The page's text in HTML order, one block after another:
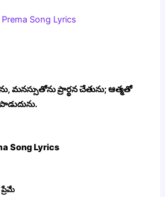
Song Lyrics
మనస్సుతోను ప్రార్థన చేతును; ఆత్మతో
Song Lyrics